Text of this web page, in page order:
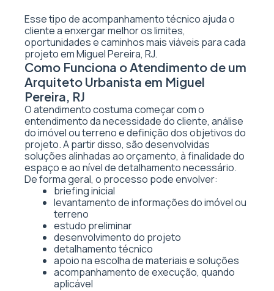
Esse tipo de acompanhamento técnico ajuda o
cliente a enxergar melhor os limites,
oportunidades e caminhos mais viáveis para cada
projeto em Miguel Pereira, RJ.
Como Funciona o Atendimento de um
Arquiteto Urbanista em Miguel
Pereira, RJ
O atendimento costuma começar com o
entendimento da necessidade do cliente, análise
do imóvel ou terreno e definição dos objetivos do
projeto. A partir disso, são desenvolvidas
soluções alinhadas ao orçamento, à finalidade do
espaço e ao nível de detalhamento necessário.
De forma geral, o processo pode envolver:
briefing inicial
levantamento de informações do imóvel ou
terreno
estudo preliminar
desenvolvimento do projeto
detalhamento técnico
apoio na escolha de materiais e soluções
acompanhamento de execução, quando
aplicável